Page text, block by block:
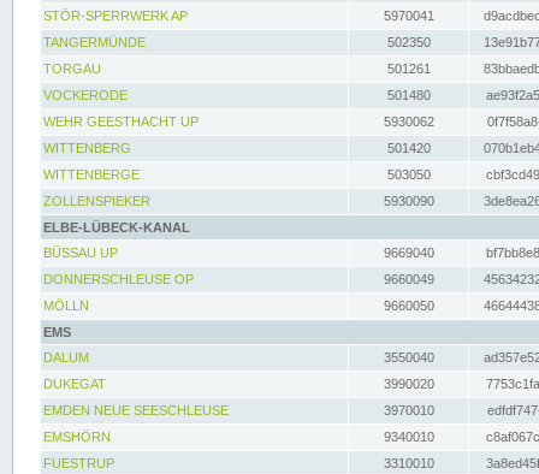
STÖR-SPERRWERK AP 5970041
TANGERMÜNDE
502350
TORGAU
501261
VOCKERODE
501480
WEHR GEESTHACHT UP
5930062
WITTENBERG
501420
WITTENBERGE
503050
ZOLLENSPIEKER
5930090
ELBE-LÜBECK-KANAL
BÜSSAU UP
9669040
DONNERSCHLEUSE OP
9660049
MÖLLN
9660050
EMS
DALUM
3550040
DUKEGAT
3990020
EMDEN NEUE SEESCHLEUSE
3970010
EMSHÖRN
9340010
FUESTRUP
3310010